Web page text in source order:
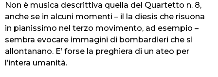
Non è musica descrittiva quella del Quartetto n. 8,
anche se in alcuni momenti – il la diesis che risuona
in pianissimo nel terzo movimento, ad esempio –
sembra evocare immagini di bombardieri che si
allontanano. E’ forse la preghiera di un ateo per
l’intera umanità.